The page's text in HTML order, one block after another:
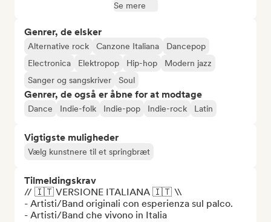
Se mere
Genrer, de elsker
Alternative rock Canzone Italiana
Dancepop
Electronica
Elektropop Hip-hop
Modern jazz
Sanger og sangskriver
Soul
Genrer, de også er åbne for at modtage
Dance Indie-folk Indie-pop Indie-rock Latin
Vigtigste muligheder
Vælg kunstnere til et springbræt
Tilmeldingskrav
// 🇮🇹 VERSIONE ITALIANA 🇮🇹 \\
- Artisti/Band originali con esperienza sul palco.
- Artisti/Band che vivono in Italia